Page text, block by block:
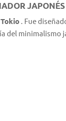
. Fue
del minimalismo